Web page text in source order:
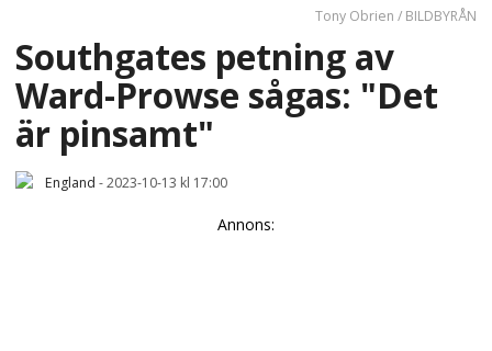
Tony Obrien / BILDBYRÅN
Southgates petning av
Ward-Prowse sågas: "Det
är pinsamt"
England -2023-10-13 kl 17:00
Annons: